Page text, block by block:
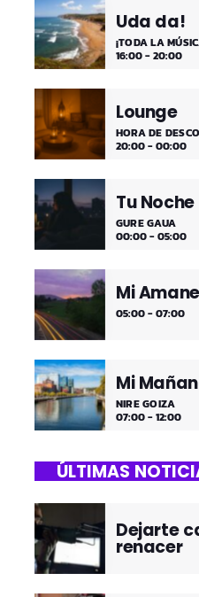
medios días y
fines de semana, de 2
Uda da!
¡TODA LA
16:00 - 20:00
Lounge
HORA DE
20:00 - 00:00
Tu Noche
GURE GAUA
00:00 - 05:00
Mi
05:00 - 07:00
Mi
NIRE GOIZA
07:00 - 12:00
ÚLTIMAS
Dejarte
renacer